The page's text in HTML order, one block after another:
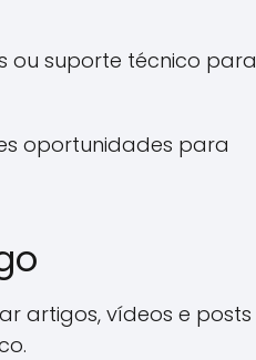
ou suporte técnico para
oportunidades para
artigos, vídeos e posts